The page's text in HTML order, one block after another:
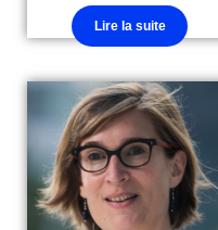
Lire la suite